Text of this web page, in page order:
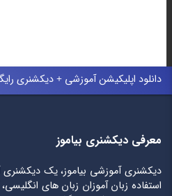
دانلود اپلیکیشن آموزشی + دیکشنری
معرفی دیکشنری بیاموز
دیکشنری آموزشی بیاموز، یک
استفاده زبان آموزان زبان های